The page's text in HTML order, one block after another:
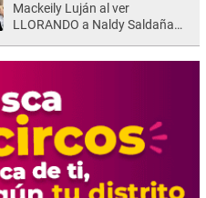
Mackeily Luján al ver
LLORANDO a Naldy Saldaña